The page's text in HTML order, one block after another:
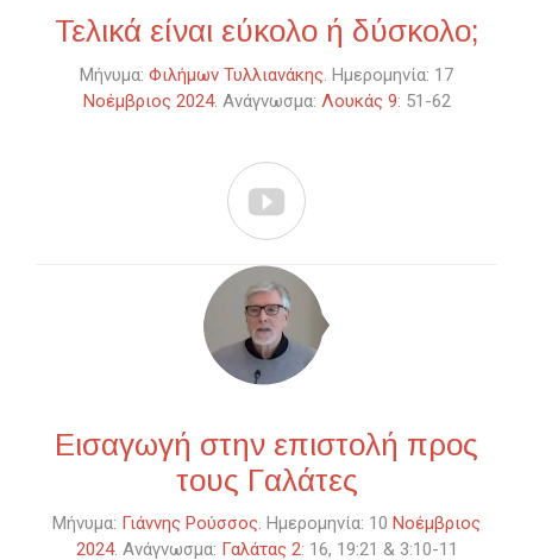
Τελικά είναι εύκολο ή δύσκολο;
Μήνυμα: Φιλήμων Τυλλιανάκης. Ημερομηνία: 17
Νοέμβριος 2024. Ανάγνωσμα: Λουκάς 9: 51-62

Εισαγωγή στην επιστολή προς
τους Γαλάτες
Μήνυμα: Γιάννης Ρούσσος. Ημερομηνία: 10 Νοέμβριος
2024. Ανάγνωσμα: Γαλάτας 2: 16, 19:21 & 3:10-11